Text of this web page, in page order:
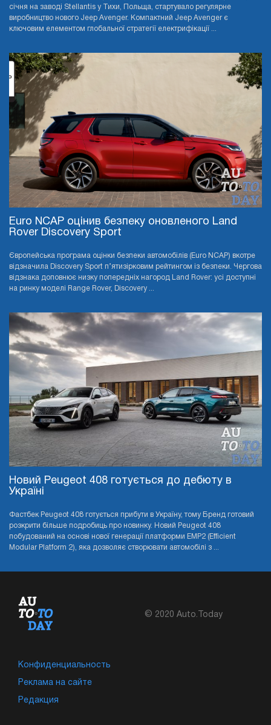
січня на заводі Stellantis у Тихи, Польща, стартувало регулярне
виробництво нового Jeep Avenger. Компактний Jeep Avenger є
ключовим елементом глобальної стратегії електрифікації ...
Euro NCAP оцінив безпеку оновленого Land
Rover Discovery Sport
Європейська програма оцінки безпеки автомобілів (Euro NCAP) вкотре
відзначила Discovery Sport п’ятизірковим рейтингом із безпеки. Чергова
відзнака доповнює низку попередніх нагород Land Rover: усі доступні
на ринку моделі Range Rover, Discovery ...
Новий Peugeot 408 готується до дебюту в
Україні
Фастбек Peugeot 408 готується прибути в Україну, тому Бренд готовий
розкрити більше подробиць про новинку. Новий Peugeot 408
побудований на основі нової генерації платформи EMP2 (Efficient
Modular Platform 2), яка дозволяє створювати автомобілі з ...
© 2020 Auto.Today
Конфиденциальность
Реклама на сайте
Редакция